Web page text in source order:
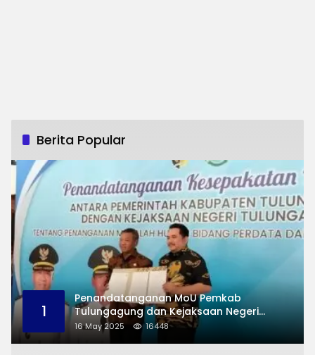
Berita Popular
1
Penandatanganan MoU Pemkab
Tulungagung dan Kejaksaan Negeri
Permasalahan Hukum
16 May 2025 16448